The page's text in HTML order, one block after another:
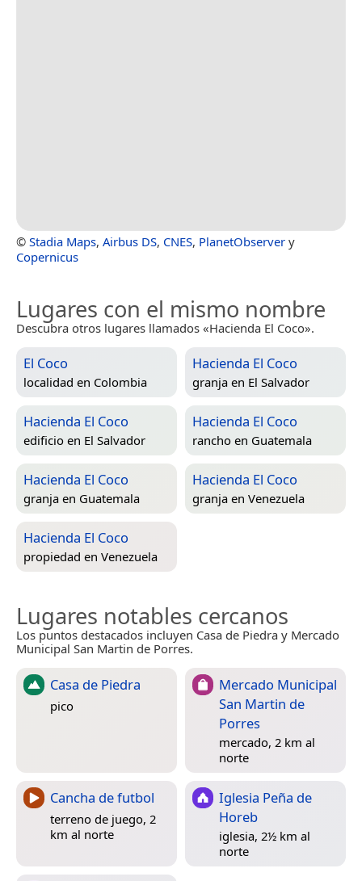
© Stadia Maps, Airbus DS, CNES, PlanetObserver y
Copernicus
Lugares con el mismo nombre
Descubra otros lugares llamados «Hacienda El Coco».
El Coco
localidad en Colombia
Hacienda El Coco
granja en El Salvador
Hacienda El Coco
edificio en El Salvador
Hacienda El Coco
rancho en Guatemala
Hacienda El Coco
granja en Guatemala
Hacienda El Coco
granja en Venezuela
Hacienda El Coco
propiedad en Venezuela
Lugares notables cercanos
Los puntos destacados incluyen Casa de Piedra y Mercado
Municipal San Martin de Porres.
Casa de Piedra
pico
Mercado Municipal
San Martin de
Porres
mercado, 2 km al
norte
Cancha de futbol
terreno de juego, 2
km al norte
Iglesia Peña de
Horeb
iglesia, 2½ km al
norte